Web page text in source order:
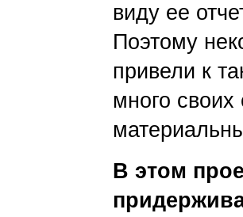
виду ее
Поэтому
привели к
много своих
В этом